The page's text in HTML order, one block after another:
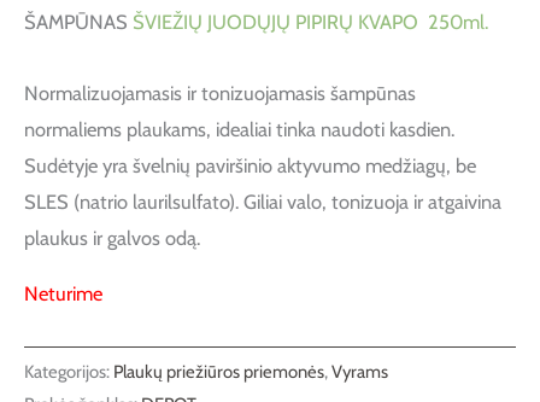
ŠAMPŪNAS ŠVIEŽIŲ JUODŲJŲ PIPIRŲ KVAPO 250ml.
Normalizuojamasis ir tonizuojamasis šampūnas
normaliems plaukams, idealiai tinka naudoti kasdien.
Sudėtyje yra švelnių paviršinio aktyvumo medžiagų, be
SLES (natrio laurilsulfato). Giliai valo, tonizuoja ir atgaivina
plaukus ir galvos odą.
Neturime
Kategorijos: Plaukų priežiūros priemonės,Vyrams